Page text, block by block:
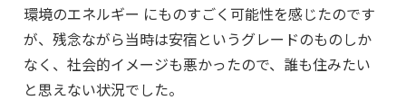
環境のエネルギー にものすごく可能性を感じたのです
が、残念ながら当時は安宿というグレードのものしか
なく、社会的イメージも悪かったので、誰も住みたい
と思えない状況でした。